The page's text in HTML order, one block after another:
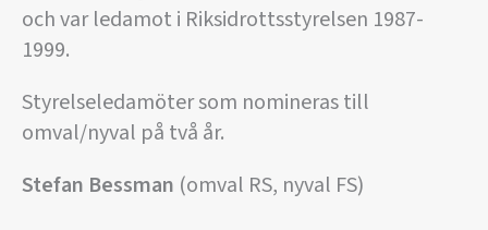
och var ledamot i Riksidrottsstyrelsen 1987-
1999.
Styrelseledamöter som nomineras till
omval/nyval på två år.
Stefan Bessman (omval RS, nyval FS)